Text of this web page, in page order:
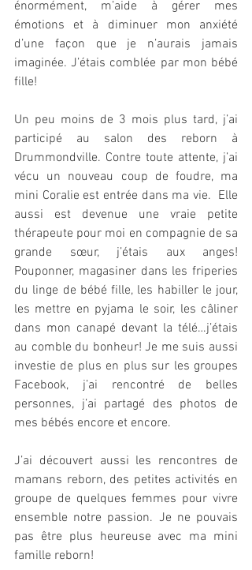
énormément, m’aide à gérer mes
émotions et à diminuer mon anxiété
d’une façon que je n’aurais jamais
imaginée. J’étais comblée par mon bébé
fille!
Un peu moins de 3 mois plus tard, j’ai
participé au salon des reborn à
Drummondville. Contre toute attente, j’ai
vécu un nouveau coup de foudre, ma
mini Coralie est entrée dans ma vie.  Elle
aussi est devenue une vraie petite
thérapeute pour moi en compagnie de sa
grande sœur, j’étais aux anges!
Pouponner, magasiner dans les friperies
du linge de bébé fille, les habiller le jour,
les mettre en pyjama le soir, les câliner
dans mon canapé devant la télé…j’étais
au comble du bonheur! Je me suis aussi
investie de plus en plus sur les groupes
Facebook, j’ai rencontré de belles
personnes, j’ai partagé des photos de
mes bébés encore et encore.
J’ai découvert aussi les rencontres de
mamans reborn, des petites activités en
groupe de quelques femmes pour vivre
ensemble notre passion. Je ne pouvais
pas être plus heureuse avec ma mini
famille reborn!